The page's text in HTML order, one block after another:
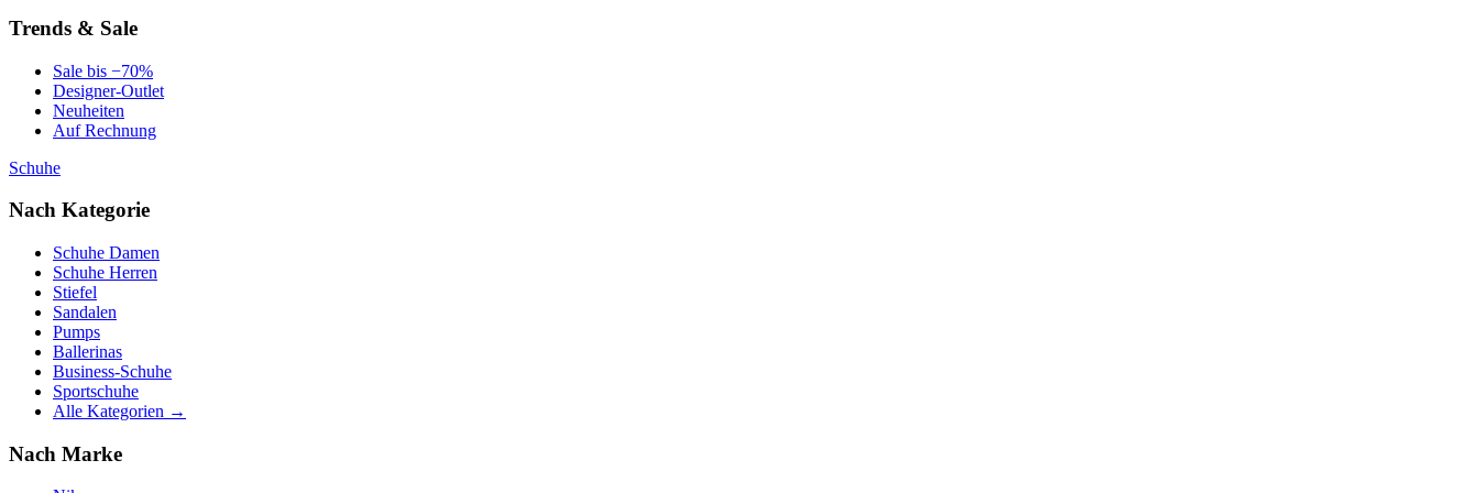
Trends & Sale
Sale bis −70%
Designer-Outlet
Neuheiten
Auf Rechnung
Schuhe
Nach Kategorie
Schuhe Damen
Schuhe Herren
Stiefel
Sandalen
Pumps
Ballerinas
Business-Schuhe
Sportschuhe
Alle Kategorien →
Nach Marke